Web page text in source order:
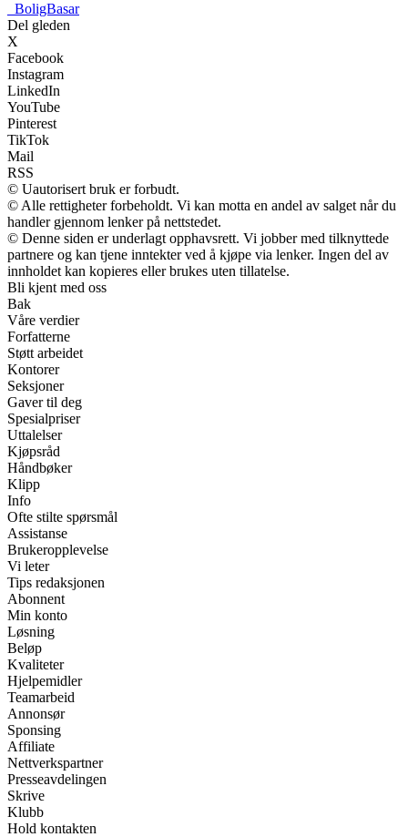
BoligBasar
Del gleden
X
Facebook
Instagram
LinkedIn
YouTube
Pinterest
TikTok
Mail
RSS
© Uautorisert bruk er forbudt.
© Alle rettigheter forbeholdt. Vi kan motta en andel av salget når du
handler gjennom lenker på nettstedet.
© Denne siden er underlagt opphavsrett. Vi jobber med tilknyttede
partnere og kan tjene inntekter ved å kjøpe via lenker. Ingen del av
innholdet kan kopieres eller brukes uten tillatelse.
Bli kjent med oss
Bak
Våre verdier
Forfatterne
Støtt arbeidet
Kontorer
Seksjoner
Gaver til deg
Spesialpriser
Uttalelser
Kjøpsråd
Håndbøker
Klipp
Info
Ofte stilte spørsmål
Assistanse
Brukeropplevelse
Vi leter
Tips redaksjonen
Abonnent
Min konto
Løsning
Beløp
Kvaliteter
Hjelpemidler
Teamarbeid
Annonsør
Sponsing
Affiliate
Nettverkspartner
Presseavdelingen
Skrive
Klubb
Hold kontakten